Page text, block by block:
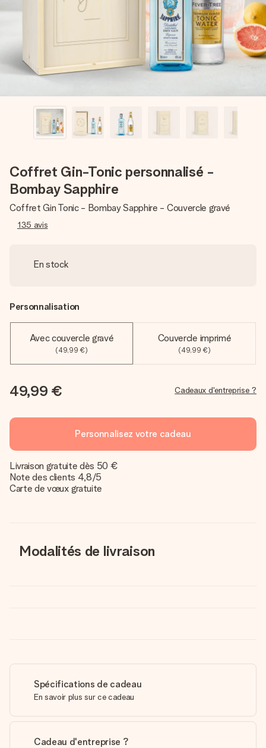
Créez quelque chose d’unique en quelques étapes – avec
son prénom, votre photo ou un message qui touche le cœur.
Sans complications, juste tout l’amour pour le moment idéal.
Coffret Gin-Tonic personnalisé -
Bombay Sapphire
Coffret Gin Tonic - Bombay Sapphire - Couvercle gravé
135 avis
En stock
Personnalisation
Avec couvercle gravé
(49,99 €)
Couvercle imprimé
(49,99 €)
49,99 € Cadeaux d'entreprise ?
Personnalisez votre cadeau
Livraison gratuite dès 50 €
Note des clients 4,8/5
Carte de vœux gratuite
Modalités de livraison
Spécifications de cadeau
En savoir plus sur ce cadeau
Cadeau d'entreprise ?